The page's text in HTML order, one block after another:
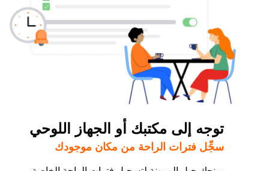
توجه إلى مكتبك أو الجهاز اللوحي
سجِّل فترات الراحة من مكان موجودك